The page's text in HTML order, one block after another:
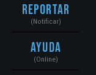
Reportar
(Notificar)
Ayuda
(Online)